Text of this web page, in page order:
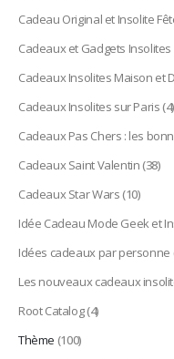
Cadeau Original et Insolite
Cadeaux et Gadgets
Cadeaux Insolites Maison et
Cadeaux Insolites sur Paris(4)
Cadeaux Pas Chers : les
Cadeaux Saint Valentin(38)
Cadeaux Star Wars(10)
Idée Cadeau Mode Geek et
Idées cadeaux par personne
Les nouveaux cadeaux
Root Catalog(4)
Thème (100)